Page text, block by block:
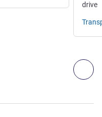
1 :, Acceso y transporte 2 :
drive